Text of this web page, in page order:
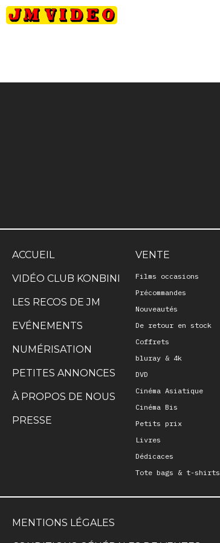
ACCUEIL VENTE
Films occasions
Précommandes
Nouveautés
De retour en stock
Coffrets
bluray & 4k
DVD
Cinéma Asiatique
Cinéma Bis
Petits prix
Livres
Dédicaces
Tote bags & t-shirts
VIDÉO CLUB KONBINI
LES RECOS DE JM
EVÉNEMENTS
NUMÉRISATION
PETITES ANNONCES
À PROPOS DE NOUS
PRESSE
MENTIONS LÉGALES